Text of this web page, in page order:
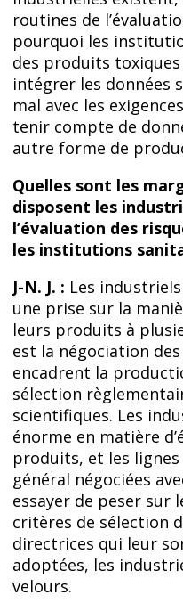
routines de
pourquoi les
des produits
intégrer les données
mal avec les
tenir compte de
autre forme de
Quelles sont les
disposent les
l’évaluation des
les institutions
J-N. J. : Les
une prise sur la
leurs produits à
est la négociation
encadrent la
sélection
scientifiques. Les
énorme en matière
produits, et les
général négociées
essayer de peser sur
critères de sélection
directrices qui leur
adoptées, les
velours.